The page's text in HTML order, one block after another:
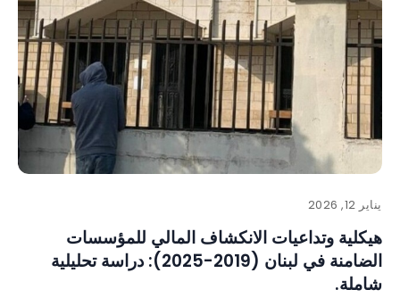
يناير 12, 2026
هيكلية وتداعيات الانكشاف المالي للمؤسسات
الضامنة في لبنان (2019-2025): دراسة تحليلية
شاملة.